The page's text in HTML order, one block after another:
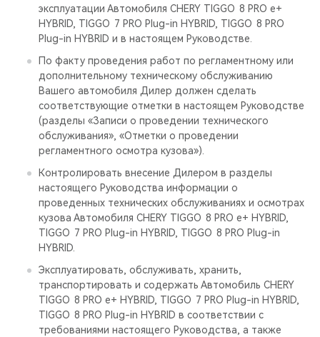
эксплуатации Автомобиля CHERY TIGGO 8 PRO е+
HYBRID, TIGGO 7 PRO Plug-in HYBRID, TIGGO 8 PRO
Plug-in HYBRID и в настоящем Руководстве.
По факту проведения работ по регламентному или
дополнительному техническому обслуживанию
Вашего автомобиля Дилер должен сделать
соответствующие отметки в настоящем Руководстве
(разделы «Записи о проведении технического
обслуживания», «Отметки о проведении
регламентного осмотра кузова»).
Контролировать внесение Дилером в разделы
настоящего Руководства информации о
проведенных технических обслуживаниях и осмотрах
кузова Автомобиля CHERY TIGGO 8 PRO е+ HYBRID,
TIGGO 7 PRO Plug-in HYBRID, TIGGO 8 PRO Plug-in
HYBRID.
Эксплуатировать, обслуживать, хранить,
транспортировать и содержать Автомобиль CHERY
TIGGO 8 PRO е+ HYBRID, TIGGO 7 PRO Plug-in HYBRID,
TIGGO 8 PRO Plug-in HYBRID в соответствии с
требованиями настоящего Руководства, а также